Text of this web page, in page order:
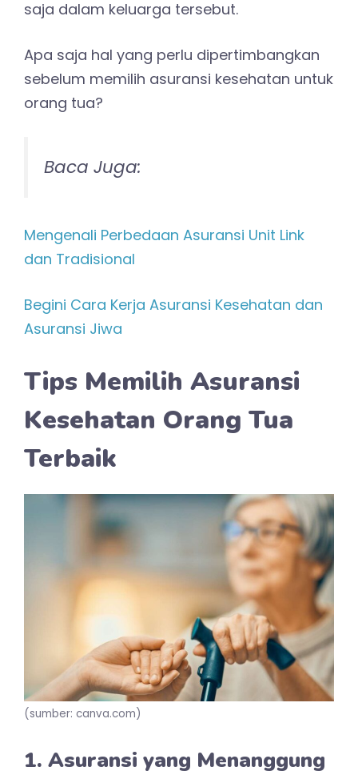
saja dalam keluarga tersebut.
Apa saja hal yang perlu dipertimbangkan
sebelum memilih asuransi kesehatan untuk
orang tua?
Baca Juga:
Mengenali Perbedaan Asuransi Unit Link
dan Tradisional
Begini Cara Kerja Asuransi Kesehatan dan
Asuransi Jiwa
Tips Memilih Asuransi
Kesehatan Orang Tua
Terbaik
(sumber: canva.com)
1. Asuransi yang Menanggung